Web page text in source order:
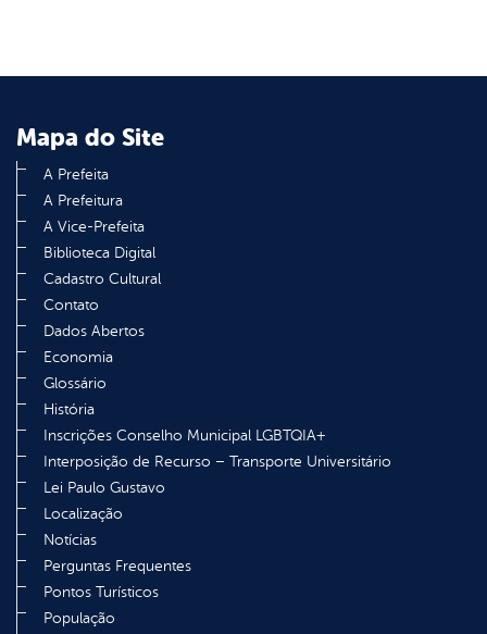
Mapa do Site
A Prefeita
A Prefeitura
A Vice-Prefeita
Biblioteca Digital
Cadastro Cultural
Contato
Dados Abertos
Economia
Glossário
História
Inscrições Conselho Municipal LGBTQIA+
Interposição de Recurso – Transporte Universitário
Lei Paulo Gustavo
Localização
Notícias
Perguntas Frequentes
Pontos Turísticos
População